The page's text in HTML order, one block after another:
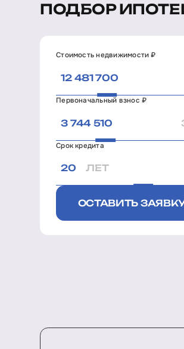
ПОДБОР
Стоимость недвижимости ₽
Первоначальный взнос ₽
Срок кредита
ЛЕТ
ОСТАВИТЬ